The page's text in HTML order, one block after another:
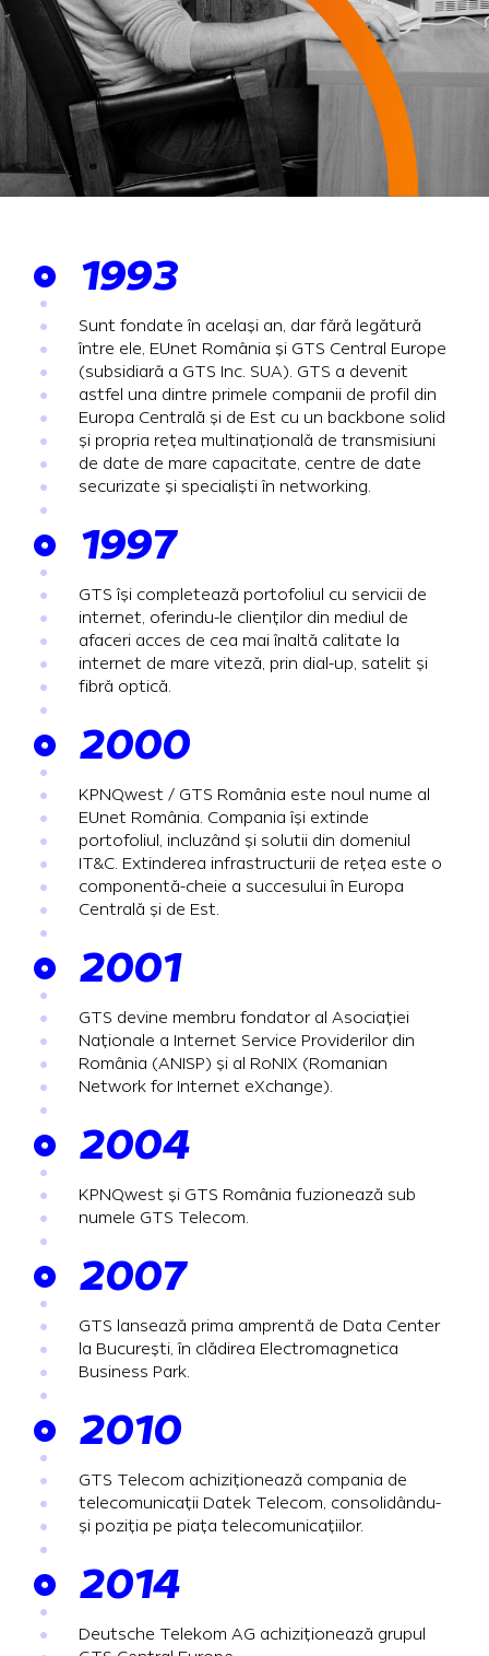
1993
Sunt fondate în același an, dar fără legătură
între ele, EUnet România și GTS Central Europe
(subsidiară a GTS Inc. SUA). GTS a devenit
astfel una dintre primele companii de profil din
Europa Centrală și de Est cu un backbone solid
și propria rețea multinațională de transmisiuni
de date de mare capacitate, centre de date
securizate și specialiști în networking.
1997
GTS își completează portofoliul cu servicii de
internet, oferindu-le clienților din mediul de
afaceri acces de cea mai înaltă calitate la
internet de mare viteză, prin dial-up, satelit și
fibră optică.
2000
KPNQwest / GTS România este noul nume al
EUnet România. Compania își extinde
portofoliul, incluzând și solutii din domeniul
IT&C. Extinderea infrastructurii de rețea este o
componentă-cheie a succesului în Europa
Centrală și de Est.
2001
GTS devine membru fondator al Asociației
Naționale a Internet Service Providerilor din
România (ANISP) și al RoNIX (Romanian
Network for Internet eXchange).
2004
KPNQwest și GTS România fuzionează sub
numele GTS Telecom.
2007
GTS lansează prima amprentă de Data Center
la București, în clădirea Electromagnetica
Business Park.
2010
GTS Telecom achiziționează compania de
telecomunicații Datek Telecom, consolidându-
și poziția pe piața telecomunicațiilor.
2014
Deutsche Telekom AG achiziționează grupul